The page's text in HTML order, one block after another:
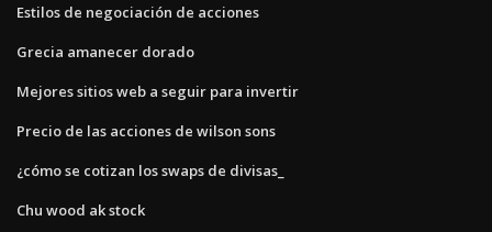
Estilos de negociación de acciones
Grecia amanecer dorado
Mejores sitios web a seguir para invertir
Precio de las acciones de wilson sons
¿cómo se cotizan los swaps de divisas_
Chu wood ak stock